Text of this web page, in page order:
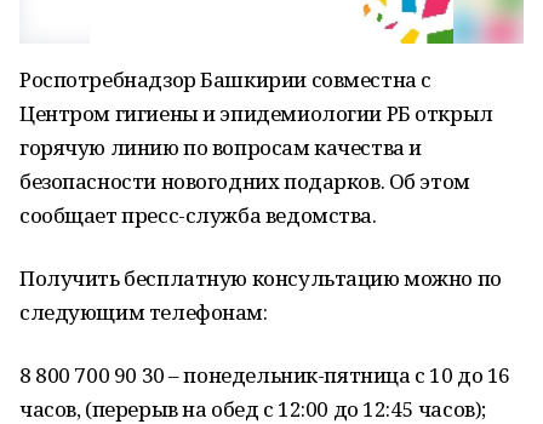
Роспотребнадзор Башкирии совместна с
Центром гигиены и эпидемиологии РБ открыл
горячую линию по вопросам качества и
безопасности новогодних подарков. Об этом
сообщает пресс-служба ведомства.
Получить бесплатную консультацию можно по
следующим телефонам:
8 800 700 90 30 – понедельник-пятница с 10 до 16
часов, (перерыв на обед с 12:00 до 12:45 часов);